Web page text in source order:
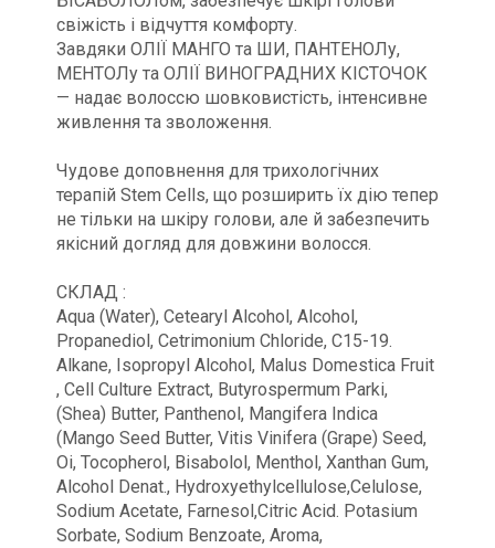
свіжість і відчуття комфорту.
Завдяки ОЛІЇ МАНГО та ШИ, ПАНТЕНОЛу,
МЕНТОЛу та ОЛІЇ ВИНОГРАДНИХ КІСТОЧОК
— надає волоссю шовковистість, інтенсивне
живлення та зволоження.
Чудове доповнення для трихологічних
терапій Stem Cells, що розширить їх дію тепер
не тільки на шкіру голови, але й забезпечить
якісний догляд для довжини волосся.
СКЛАД :
Aqua (Water), Cetearyl Alcohol, Alcohol,
Propanediol, Cetrimonium Chloride, C15-19.
Alkane, Isopropyl Alcohol, Malus Domestica Fruit
, Cell Culture Extract, Butyrospermum Parki,
(Shea) Butter, Panthenol, Mangifera Indica
(Mango Seed Butter, Vitis Vinifera (Grape) Seed,
Oi, Tocopherol, Bisabolol, Menthol, Xanthan Gum,
Alcohol Denat., Hydroxyethylcellulose,Celulose,
Sodium Acetate, Farnesol,Citric Acid. Potasium
Sorbate, Sodium Benzoate, Aroma,